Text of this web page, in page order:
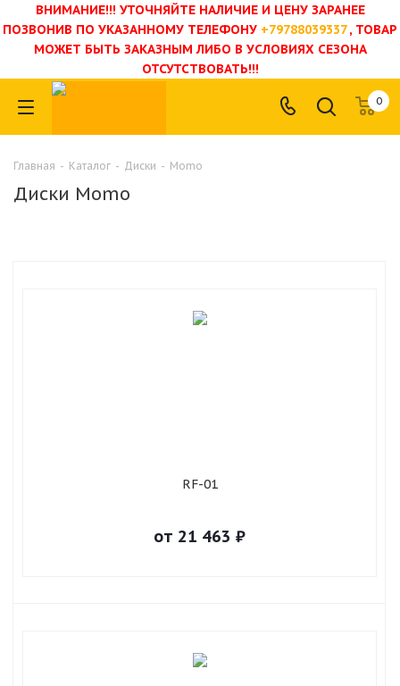
ВНИМАНИЕ!!! УТОЧНЯЙТЕ НАЛИЧИЕ И ЦЕНУ ЗАРАНЕЕ
ПОЗВОНИВ ПО УКАЗАННОМУ ТЕЛЕФОНУ +79788039337, ТОВАР
МОЖЕТ БЫТЬ ЗАКАЗНЫМ ЛИБО В УСЛОВИЯХ СЕЗОНА
ОТСУТСТВОВАТЬ!!!
0
Главная - Каталог - Диски - Momo
Диски Momo
RF-01
от 21 463 ₽